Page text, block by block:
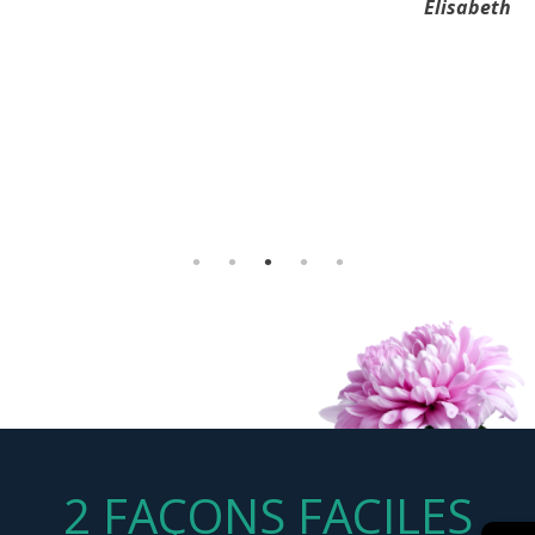
Merci à toutes les personnes présentes. Vous nous avez
Elisabeth
recueillement et de rassemblement malgré des conditions
2 FAÇONS FACILES